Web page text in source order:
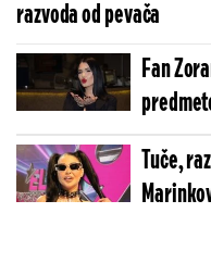
razvoda od pevača
Fan
usnama!
Tuče,